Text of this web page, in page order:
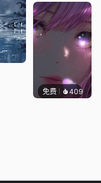
免费 409辰东